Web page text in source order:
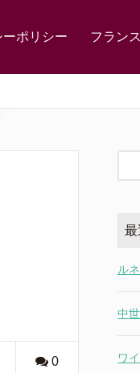
ポリシー フラン
0
最
ル
中
ワ